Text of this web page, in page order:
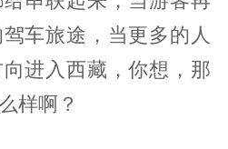
车旅途，当更多的人
进入西藏，你想，那
样啊？